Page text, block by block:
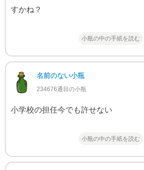
すかね？
小瓶の中の手紙を読む
名前のない小瓶
234676通目の小瓶
小学校の担任今でも許せない
小瓶の中の手紙を読む